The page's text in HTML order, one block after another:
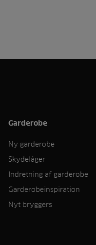
Garderobe
Ny garderobe
Skydelåger
Indretning af garderobe
Garderobeinspiration
Nyt bryggers